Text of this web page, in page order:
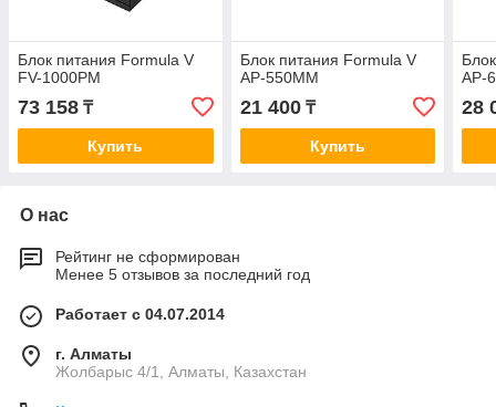
Блок питания Formula V
FV-1000PM
73 158 ₸
Купить
Блок питания Formula V
AP-550MM
21 400₸
Купить
AP-
28
О нас
Рейтинг не сформирован
Менее 5 отзывов за последний год
Работает с 04.07.2014
г. Алматы
Жолбарыс 4/1, Алматы, Казахстан